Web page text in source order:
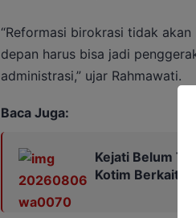
“Reformasi birokrasi tidak
depan harus bisa jadi
administrasi,” ujar Rahmawati.
Baca Juga:
Kejati Belum
Kotim